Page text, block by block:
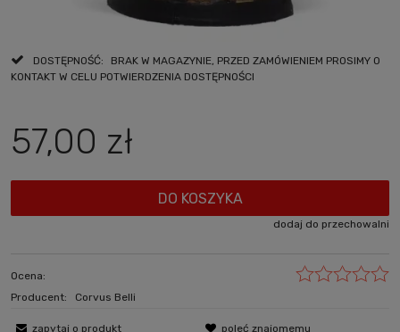
DOSTĘPNOŚĆ:
BRAK W MAGAZYNIE, PRZED ZAMÓWIENIEM PROSIMY O
KONTAKT W CELU POTWIERDZENIA DOSTĘPNOŚCI
57,00 zł
DO KOSZYKA
dodaj do przechowalni
Ocena:
Producent:
Corvus Belli
zapytaj o produkt poleć znajomemu